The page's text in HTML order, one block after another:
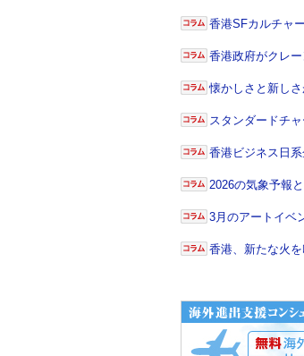
香港SFカルチャー
香港政府がクレ
懐かしさと新し
スタンダードチ
香港ビジネス日
2026の気象予報
3月のアートイベ
香港、新たな火